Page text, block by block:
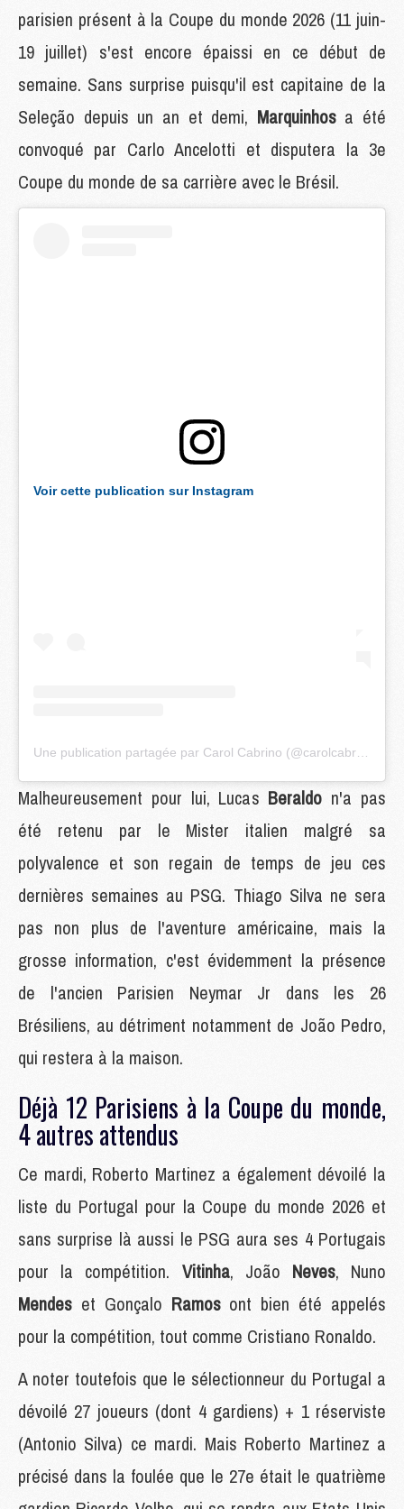
parisien présent à la Coupe du monde 2026 (11 juin-
19 juillet) s'est encore épaissi en ce début de
semaine. Sans surprise puisqu'il est capitaine de la
Seleção depuis un an et demi, Marquinhos a été
convoqué par Carlo Ancelotti et disputera la 3e
Coupe du monde de sa carrière avec le Brésil.
Voir cette publication sur Instagram
Malheureusement pour lui, Lucas Beraldo n'a pas
été retenu par le Mister italien malgré sa
polyvalence et son regain de temps de jeu ces
dernières semaines au PSG. Thiago Silva ne sera
pas non plus de l'aventure américaine, mais la
grosse information, c'est évidemment la présence
de l'ancien Parisien Neymar Jr dans les 26
Brésiliens, au détriment notamment de João Pedro,
qui restera à la maison.
Déjà 12 Parisiens à la Coupe du monde,
4 autres attendus
Ce mardi, Roberto Martinez a également dévoilé la
liste du Portugal pour la Coupe du monde 2026 et
sans surprise là aussi le PSG aura ses 4 Portugais
pour la compétition. Vitinha, João Neves, Nuno
Mendes et Gonçalo Ramos ont bien été appelés
pour la compétition, tout comme Cristiano Ronaldo.
A noter toutefois que le sélectionneur du Portugal a
dévoilé 27 joueurs (dont 4 gardiens) + 1 réserviste
(Antonio Silva) ce mardi. Mais Roberto Martinez a
précisé dans la foulée que le 27e était le quatrième